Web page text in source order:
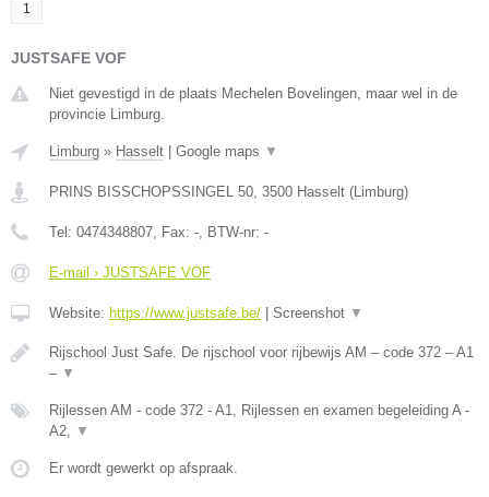
1
JUSTSAFE VOF
Niet gevestigd in de plaats Mechelen Bovelingen, maar wel in de
provincie Limburg.
Limburg » Hasselt Google maps ▼
PRINS BISSCHOPSSINGEL 50, 3500 Hasselt (Limburg)
Tel: 0474348807, Fax: -, BTW-nr: -
E-mail › JUSTSAFE VOF
Website: https://www.justsafe.be/ Screenshot ▼
Rijschool Just Safe. De rijschool voor rijbewijs AM – code 372 – A1
– ▼
Rijlessen AM - code 372 - A1, Rijlessen en examen begeleiding A -
A2, ▼
Er wordt gewerkt op afspraak.